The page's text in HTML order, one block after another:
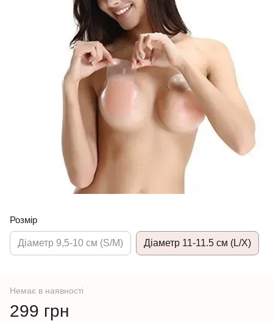
Розмір
Діаметр 9,5-10 см (S/M) Діаметр 11-11.5 см (L/X)
Немає в наявності
299 грн